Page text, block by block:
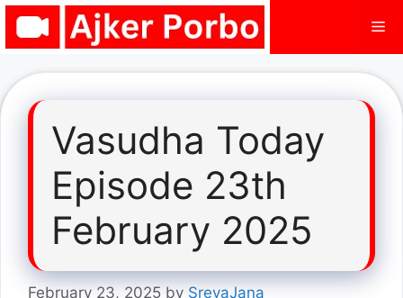
Skip
Vasudha Today
Episode 23th
February 2025
February 23, 2025 by SreyaJana